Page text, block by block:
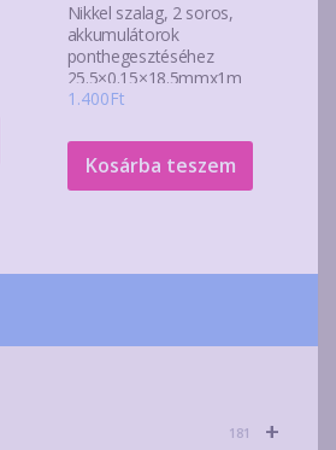
Nikkel szalag, 2 soros,
akkumulátorok
ponthegesztéséhez
25.5×0.15×18.5mmx1m
1.400Ft
Kosárba teszem
+
181